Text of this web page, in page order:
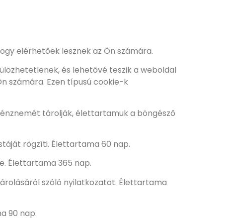
elérhetőek lesznek az Ön számára.
és lehetővé teszik a weboldal
számára. Ezen típusú cookie-k
tárolják, élettartamuk a böngésző
rögzíti. Élettartama 60 nap.
Élettartama 365 nap.
szóló nyilatkozatot. Élettartama
90 nap.